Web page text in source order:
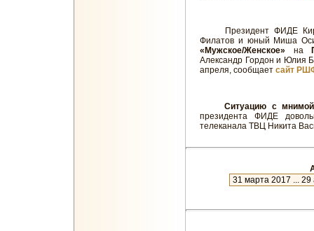
Президент ФИДЕ
Филатов и юный Миша
«Мужское/Женское» на
Александр Гордон и Юлия
апреля, сообщает сайт
Ситуацию с мнимой
президента ФИДЕ
телеканала ТВЦ Никита
27 июля 2023 ... 7 января 2024